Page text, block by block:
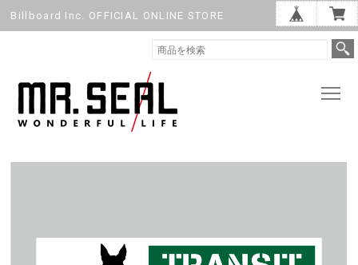
Billboard Inc. OFFICIAL ONLINE STORE